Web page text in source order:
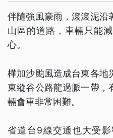
伴隨強風豪雨，滾滾泥沿
山區的道路，車輛只能
心。
樺加沙颱風造成台東各地
東縱谷公路龍過脈一帶，
輛會車非常困難。
省道台9線交通也大受